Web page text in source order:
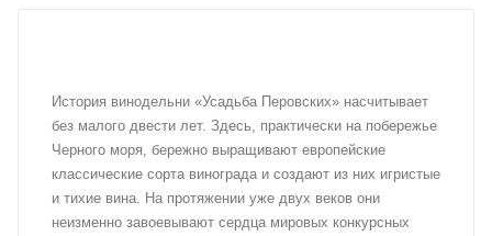
История винодельни «Усадьба Перовских» насчитывает
без малого двести лет. Здесь, практически на побережье
Черного моря, бережно выращивают европейские
классические сорта винограда и создают из них игристые
и тихие вина. На протяжении уже двух веков они
неизменно завоевывают сердца мировых конкурсных